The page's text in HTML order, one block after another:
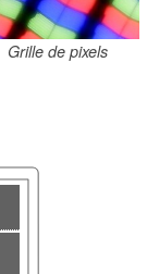
Grille de pixels